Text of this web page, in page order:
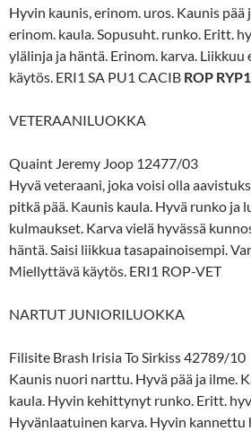
Hyvin kaunis, erinom. uros. Kaunis
erinom. kaula. Sopusuht. runko. Eritt.
ylälinja ja häntä. Erinom. karva.
käytös. ERI1 SA PU1 CACIB ROP RYP1
VETERAANILUOKKA
Quaint Jeremy Joop 12477/03
Hyvä veteraani, joka voisi olla
pitkä pää. Kaunis kaula. Hyvä runko ja
kulmaukset. Karva vielä hyvässä
häntä. Saisi liikkua tasapainoisempi.
Miellyttävä käytös. ERI1 ROP-VET
NARTUT JUNIORILUOKKA
Filisite Brash Irisia To Sirkiss 42789/10
Kaunis nuori narttu. Hyvä pää ja ilme.
kaula. Hyvin kehittynyt runko. Eritt.
Hyvänlaatuinen karva. Hyvin kannettu